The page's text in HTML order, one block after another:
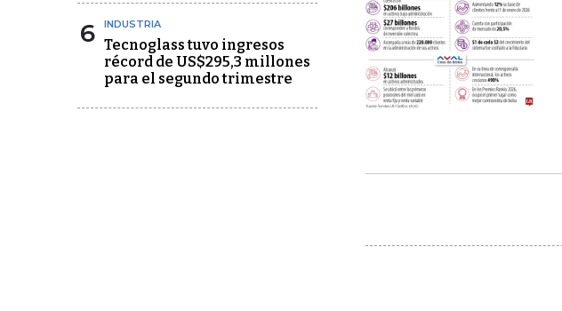
6 INDUSTRIA
Tecnoglass tuvo ingresos
récord de US$295,3 millones
para el segundo trimestre